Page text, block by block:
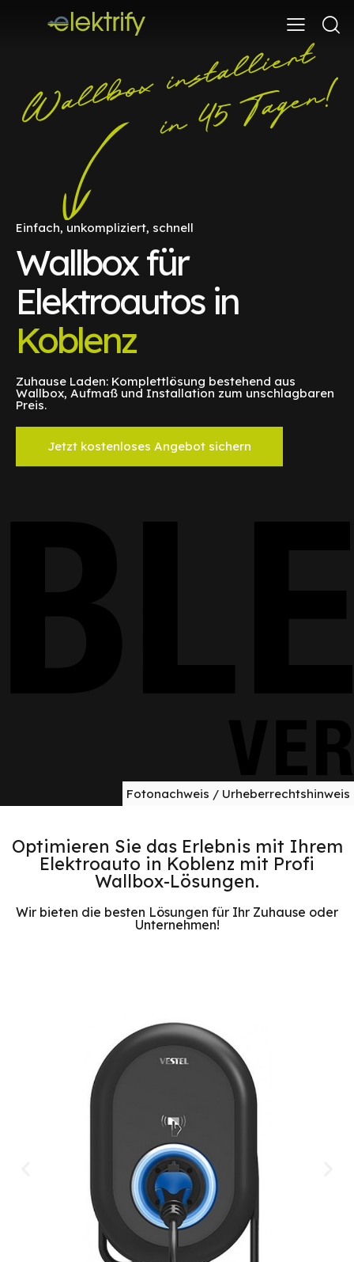
Einfach, unkompliziert, schnell
Wallbox für
Elektroautos in
Koblenz
Zuhause Laden: Komplettlösung bestehend aus
Wallbox, Aufmaß und Installation zum unschlagbaren
Preis.
Jetzt kostenloses Angebot sichern
Fotonachweis / Urheberrechtshinweis
Optimieren Sie das Erlebnis mit Ihrem
Elektroauto in Koblenz mit Profi
Wallbox-Lösungen.
Wir bieten die besten Lösungen für Ihr Zuhause oder
Unternehmen!